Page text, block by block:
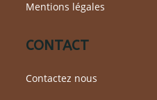
Mentions légales
CONTACT
Contactez nous